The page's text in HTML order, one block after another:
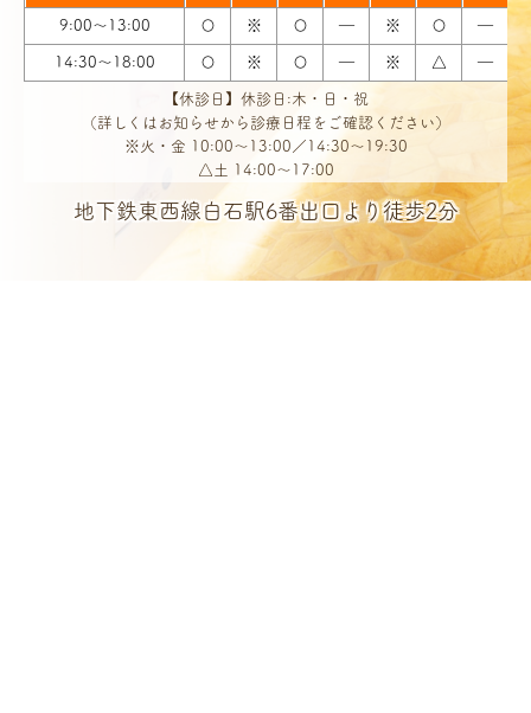
9:00～13:00 〇 ※ 〇 ― ※ 〇 ―
14:30～18:00 〇 ※ 〇 ― ※ △ ―
【休診日】休診日:木・日・祝
（詳しくはお知らせから診療日程をご確認ください）
※火・金 10:00～13:00／14:30～19:30
△土 14:00～17:00
地下鉄東西線白石駅6番出口より徒歩2分